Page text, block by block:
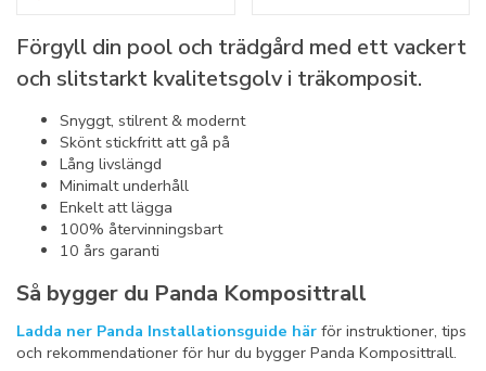
Förgyll din pool och trädgård med ett vackert
och slitstarkt kvalitetsgolv i träkomposit.
Snyggt, stilrent & modernt
Skönt stickfritt att gå på
Lång livslängd
Minimalt underhåll
Enkelt att lägga
100% återvinningsbart
10 års garanti
Så bygger du Panda Komposittrall
Ladda ner Panda Installationsguide här för instruktioner, tips
och rekommendationer för hur du bygger Panda Komposittrall.